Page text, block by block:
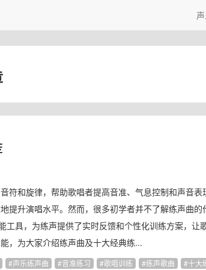
符和旋律，帮助歌唱者提高音准、气息控制和声音表
提升演唱水平。然而，很多初学者并不了解练声曲的
工具，为练声提供了实时反馈和个性化训练方案，让
，为大家介绍练声曲及十大经典练...
声乐练声曲 音准练习 歌唱训练 练声歌曲 十大